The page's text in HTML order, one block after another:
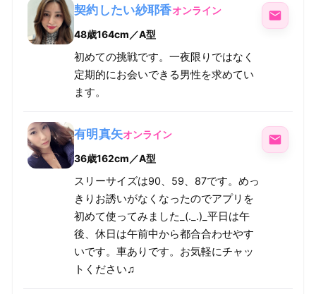
契約したい紗耶香オンライン
48歳164cm／A型
初めての挑戦です。一夜限りではなく
定期的にお会いできる男性を求めてい
ます。
有明真矢オンライン
36歳162cm／A型
スリーサイズは90、59、87です。めっ
きりお誘いがなくなったのでアプリを
初めて使ってみました_(._.)_平日は午
後、休日は午前中から都合合わせやす
いです。車ありです。お気軽にチャッ
トください♫